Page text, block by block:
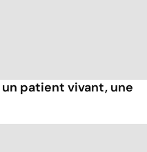
patient vivant, une